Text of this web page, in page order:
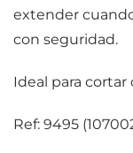
extender
con seguridad.
Ideal para cortar
Ref: 9495